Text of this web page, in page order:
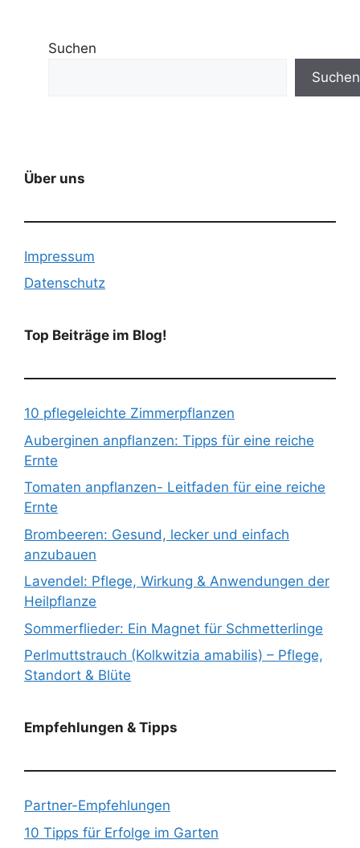
Suchen
Suchen
Über uns
Impressum
Datenschutz
Top Beiträge im Blog!
10 pflegeleichte Zimmerpflanzen
Auberginen anpflanzen: Tipps für eine reiche
Ernte
Tomaten anpflanzen- Leitfaden für eine reiche
Ernte
Brombeeren: Gesund, lecker und einfach
anzubauen
Lavendel: Pflege, Wirkung & Anwendungen der
Heilpflanze
Sommerflieder: Ein Magnet für Schmetterlinge
Perlmuttstrauch (Kolkwitzia amabilis) – Pflege,
Standort & Blüte
Empfehlungen & Tipps
Partner-Empfehlungen
10 Tipps für Erfolge im Garten